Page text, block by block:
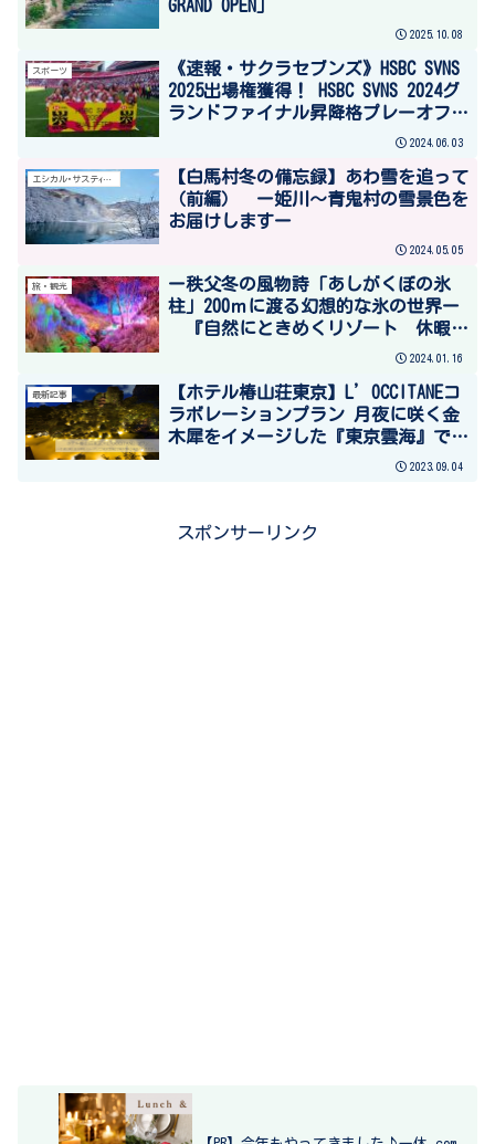
GRAND OPEN」
2025.10.08
スポーツ
《速報・サクラセブンズ》HSBC SVNS
2025出場権獲得！ HSBC SVNS 2024グ
ランドファイナル昇降格プレーオフマ
ドリード大会 第三日（最終日）試合
2024.06.03
エシカル･サステｨナブル
【白馬村冬の備忘録】あわ雪を追って
（前編） ー姫川～青鬼村の雪景色を
お届けしますー
2024.05.05
旅・観光
ー秩父冬の風物詩「あしがくぼの氷
柱」200ｍに渡る幻想的な氷の世界ー
『自然にときめくリゾート 休暇村
奥武蔵』にて、１月１４日（日）から
観賞ご案内
2024.01.16
最新記事
【ホテル椿山荘東京】L’OCCITANEコ
ラボレーションプラン 月夜に咲く金
木犀をイメージした『東京雲海』で味
2023.09.04
スポンサーリンク